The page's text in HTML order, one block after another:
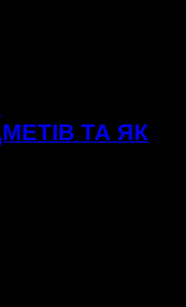
ТА ЯК